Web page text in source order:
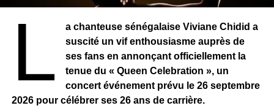
aussi beaucoup encouragée à aller de l’avant « J’ai été
baigné dans le domaine du tissus très tôt. Mes parents
avaient des magasins. La plupart du temps mon père
m’apportait des tissus en revenant de son travail, afin que
je puisse m’exercer. »Des créations qu’elle exposait
ensuite dans les boutiques de son père à Paris et en
L
a chanteuse sénégalaise Viviane Chidid a
suscité un vif enthousiasme auprès de
ses fans en annonçant officiellement la
tenue du « Queen Celebration », un
concert événement prévu le 26 septembre
2026 pour célébrer ses 26 ans de carrière.